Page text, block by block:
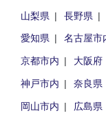
山梨県
長野県
愛知県
名古屋市
京都市内
大阪府
神戸市内
奈良県
岡山市内
広島県